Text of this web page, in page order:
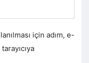
için adım, e-